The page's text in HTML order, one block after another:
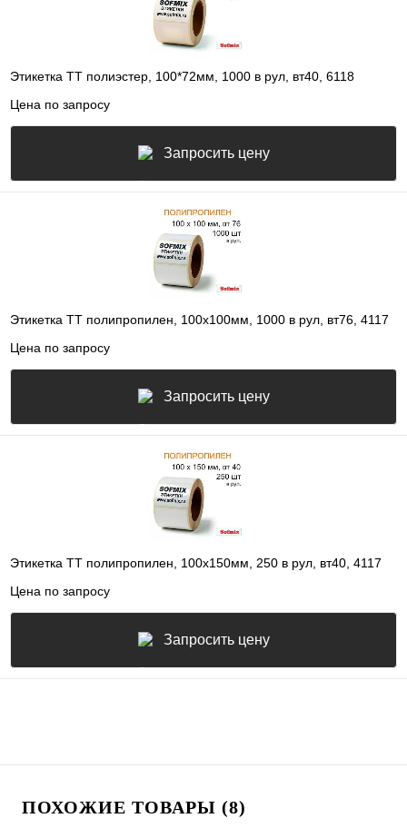
Этикетка ТТ полиэстер, 100*72мм, 1000 в рул, вт40, 6118
Цена по запросу
Запросить цену
Этикетка ТТ полипропилен, 100х100мм, 1000 в рул, вт76, 4117
Цена по запросу
Запросить цену
Этикетка ТТ полипропилен, 100х150мм, 250 в рул, вт40, 4117
Цена по запросу
Запросить цену
ПОХОЖИЕ ТОВАРЫ (8)